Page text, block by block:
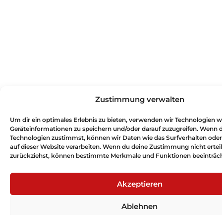
Zustimmung verwalten
Um dir ein optimales Erlebnis zu bieten, verwenden wir Technologien
Geräteinformationen zu speichern und/oder darauf zuzugreifen. Wenn
Technologien zustimmst, können wir Daten wie das Surfverhalten
auf dieser Website verarbeiten. Wenn du deine Zustimmung nicht
zurückziehst, können bestimmte Merkmale und Funktionen
Akzeptieren
Ablehnen